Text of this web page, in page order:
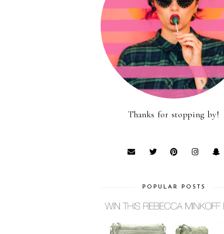
Thanks for stopping by!
POPULAR POSTS